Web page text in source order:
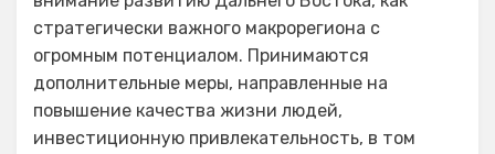
стратегически важного макрорегиона с
огромным потенциалом. Принимаются
дополнительные меры, направленные на
повышение качества жизни людей,
инвестиционную привлекательность, в том